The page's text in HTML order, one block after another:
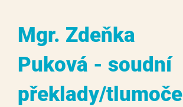
Mgr. Zdeňka
Puková - soudní
překlady/tlumoče